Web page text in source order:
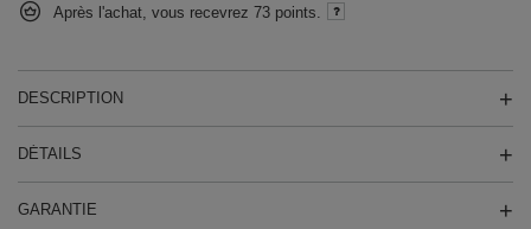
Après l'achat, vous recevrez 73 points.
DESCRIPTION
DÉTAILS
GARANTIE